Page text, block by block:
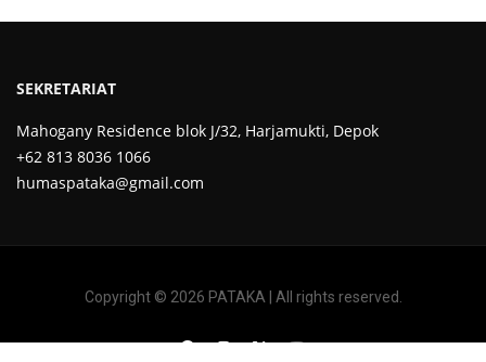
SEKRETARIAT
Mahogany Residence blok J/32, Harjamukti, Depok
+62 813 8036 1066
humaspataka@gmail.com
Copyright © 2026 PATAKA | All rights reserved.